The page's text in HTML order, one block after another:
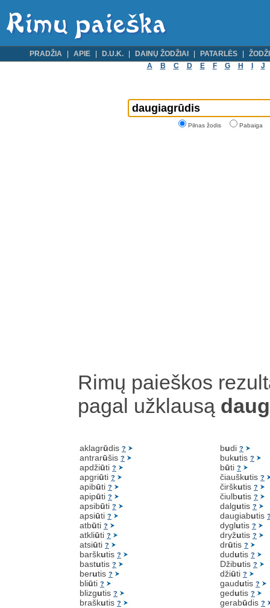
PRADŽIA APIE D.U.K. DAINŲ ŽODŽIAI PATARLĖS
A
B C D E F G H J
Pilnas žodis Pabaiga
Rimų paieškos
pagal užklausą
aklagrūdis ?
antrarūšis ?
apdžiūti ?
apgriūti ?
apibūti ?
apipūti ?
apsibūti ?
apsiūti ?
atbūti ?
atkliūti ?
atsiūti ?
barškutis ?
bastutis ?
berutis ?
bliūti ?
blizgutis ?
braškutis ?
budi ?
bukutis ?
būti ?
čiauškutis ?
čirškutis ?
čiulbutis ?
dalgutis ?
daugiabutis
dyglutis ?
dryžutis ?
drūtis ?
dudutis ?
Džibutis ?
džiūti ?
gaudutis ?
gedutis ?
gerabūdis ?